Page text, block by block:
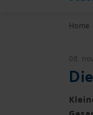
Home
08.